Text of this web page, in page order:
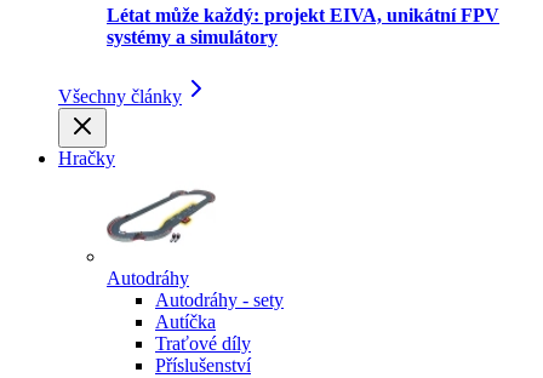
Létat může každý: projekt EIVA, unikátní FPV
systémy a simulátory
Všechny články
Hračky
Autodráhy
Autodráhy - sety
Autíčka
Traťové díly
Příslušenství